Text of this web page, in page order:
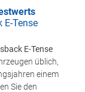
E-Tense
E-Tense
üblich,
einem
Sie den